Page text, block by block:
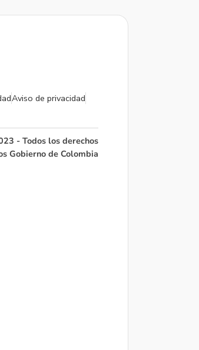
Aviso de privacidad
- Todos los derechos
Gobierno de Colombia